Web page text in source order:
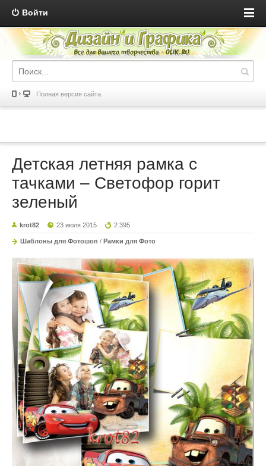
Войти
Полная версия сайта
Детская летняя рамка с
тачками – Светофор горит
зеленый
krot82 23 июля 2015 2 395
Шаблоны для Фотошоп / Рамки для Фото